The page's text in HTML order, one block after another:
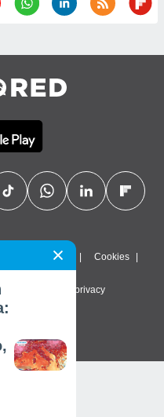
Termini di utilizzo Cookies
sulla privacy
i diritti riservati